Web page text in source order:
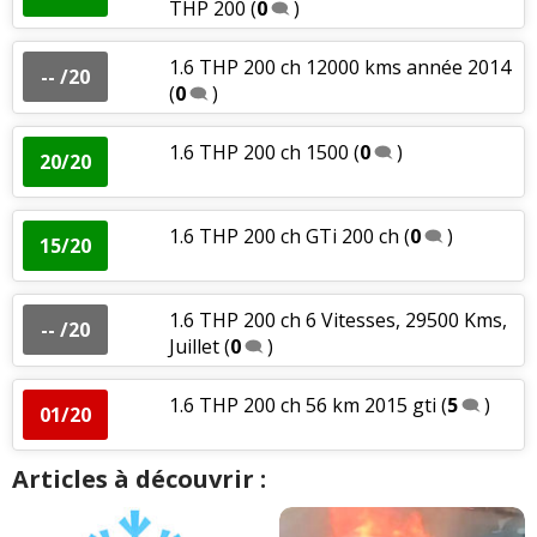
THP 200 (0 )
-- /20
1.6 THP 200 ch 12000 kms année 2014
(0 )
20/20 1.6 THP 200 ch 1500 (0 )
15/20 1.6 THP 200 ch GTi 200 ch (0 )
-- /20
1.6 THP 200 ch 6 Vitesses, 29500 Kms,
Juillet(0 )
01/20 1.6 THP 200 ch 56 km 2015 gti (5 )
Articles à découvrir :